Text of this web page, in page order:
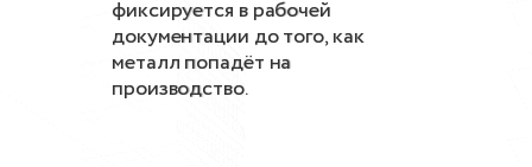
фиксируется в рабочей
документации до того, как
металл попадёт на
производство.